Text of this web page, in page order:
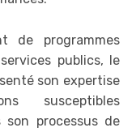
de programmes
publics, le
son expertise
susceptibles
son processus de